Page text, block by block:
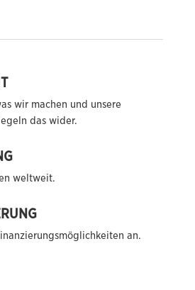
wir machen und unsere
das wider.
weltweit.
an.